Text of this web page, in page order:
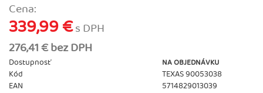
Cena:
339,99 €s DPH
276,41 € bez DPH
Dostupnosť NA OBJEDNÁVKU
Kód
TEXAS 90053038
EAN
5714829013039